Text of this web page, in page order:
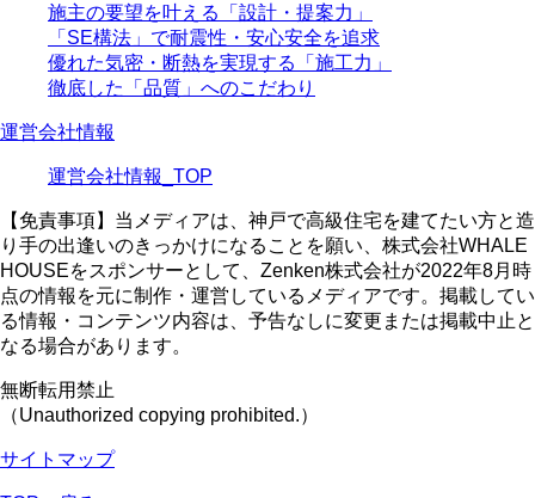
施主の要望を叶える「設計・提案力」
「SE構法」で耐震性・安心安全を追求
優れた気密・断熱を実現する「施工力」
徹底した「品質」へのこだわり
運営会社情報
運営会社情報_TOP
【免責事項】 当メディアは、神戸で高級住宅を建てたい方と造
り手の出逢いのきっかけになることを願い、株式会社WHALE
HOUSEをスポンサーとして、Zenken株式会社が2022年8月時
点の情報を元に制作・運営しているメディアです。掲載してい
る情報・コンテンツ内容は、予告なしに変更または掲載中止と
なる場合があります。
無断転用禁止
（Unauthorized copying prohibited.）
サイトマップ